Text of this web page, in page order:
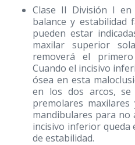
Clase II División I en
balance y estabilidad
pueden estar
maxilar superior
removerá el
Cuando el incisivo
ósea en esta
en los dos arcos,
premolares
mandibulares para no
incisivo inferior queda
de estabilidad.